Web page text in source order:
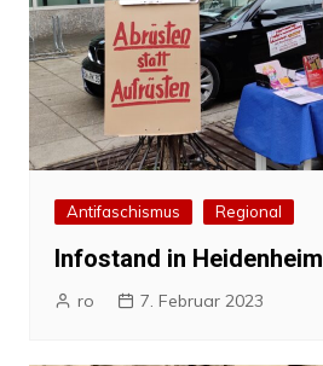
Antifaschismus Regional
Infostand in Heidenheim
ro 7. Februar 2023